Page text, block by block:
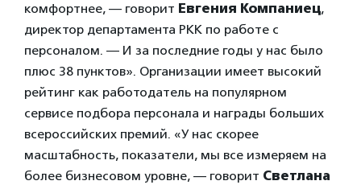
комфортнее, — говорит Евгения Компаниец,
директор департамента РКК по работе с
персоналом. — И за последние годы у нас было
плюс 38 пунктов». Организации имеет высокий
рейтинг как работодатель на популярном
сервисе подбора персонала и награды больших
всероссийских премий. «У нас скорее
масштабность, показатели, мы все измеряем на
более бизнесовом уровне, — говорит Светлана